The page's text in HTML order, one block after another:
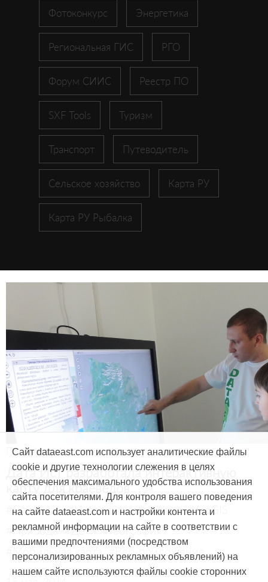
Фотоконкурс Энергетика
Региональная ГИС РГО
Форум СИИС Реестр ПО
SXF Tools Туризм
Транспорт Путеводитель
Сельское хозяйство Карта РУ
Карта РУ Рыбалка
Продукты и услуги
Дата Ист разработала интерактивную
карту для краеведов
#CarryMap #Интерактивная карта #ArcGIS
#Природа #Дети #География
#Мобильная карта #Веб-приложение
Сайт dataeast.com использует аналитические файлы
cookie и другие технологии слежения в целях
обеспечения максимального удобства использования
сайта посетителями. Для контроля вашего поведения
на сайте dataeast.com и настройки контента и
рекламной информации на сайте в соответствии с
вашими предпочтениями (посредством
персонализированных рекламных объявлений) на
нашем сайте используются файлы cookie сторонних